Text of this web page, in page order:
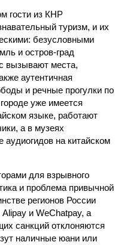
гости из КНР
туризм, и их
безусловными
и остров-град
вызывают места,
аутентичная
и речные прогулки по
уже имеется
языке, работают
а в музеях
аудиогидов на китайском
для взрывного
и проблема привычной
регионов России
и WeChatpay, а
санкций отклоняются
наличные юани или